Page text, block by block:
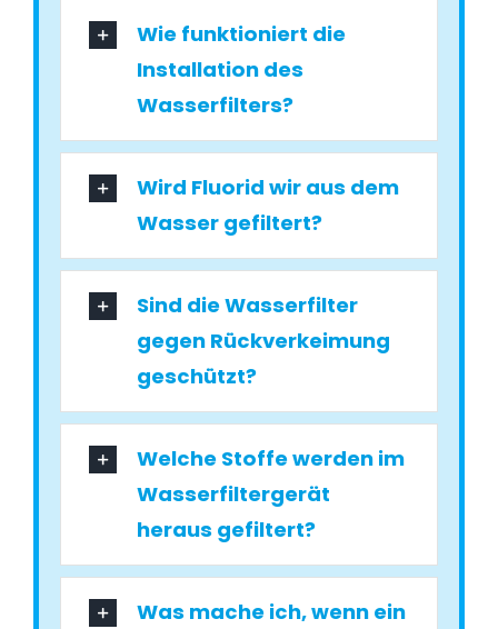
Wie funktioniert die
Installation des
Wasserfilters?
Wird Fluorid wir aus dem
Wasser gefiltert?
Sind die Wasserfilter
gegen Rückverkeimung
geschützt?
Welche Stoffe werden im
Wasserfiltergerät
heraus gefiltert?
Was mache ich, wenn ein